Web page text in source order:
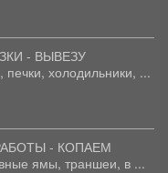
- ВЫВЕЗУ
печки, холодильники, ...
- КОПАЕМ
ямы, траншеи, в ...